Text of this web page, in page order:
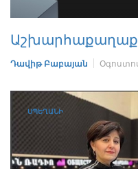
Դավիթ Բաբայան
ՍՊԵՂԱՆԻ